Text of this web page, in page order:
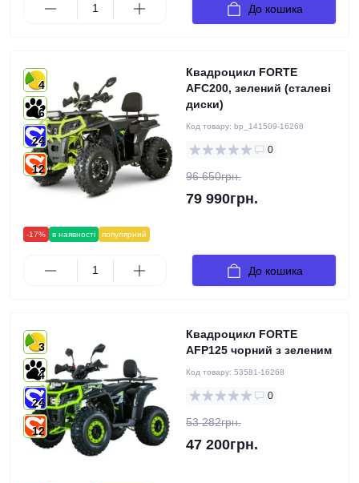
До кошика
-17% в наявності популярний
4
6
24
12
Квадроцикл FORTE
AFC200, зелений (сталеві
диски)
Код товару: bp_141509-16268
0
96 650грн.
79 990грн.
До кошика
3
4
24
12
Квадроцикл FORTE
AFP125 чорний з зеленим
Код товару: 53581-16268
0
53 282грн.
47 200грн.